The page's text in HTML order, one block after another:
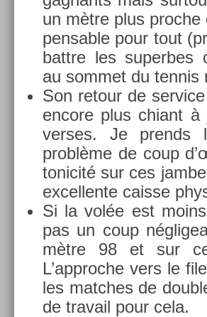
un mètre plus
pens­able pour tout
battre les super­bes
au som­met du ten­nis
Son re­tour de
en­core plus chiant
verses. Je pre­nds
problème de coup
tonicité sur ces
ex­cel­lente cais­se
Si la volée est
pas un coup
mètre 98 et sur
L’approc­he vers le
les matches de
de travail pour cela.